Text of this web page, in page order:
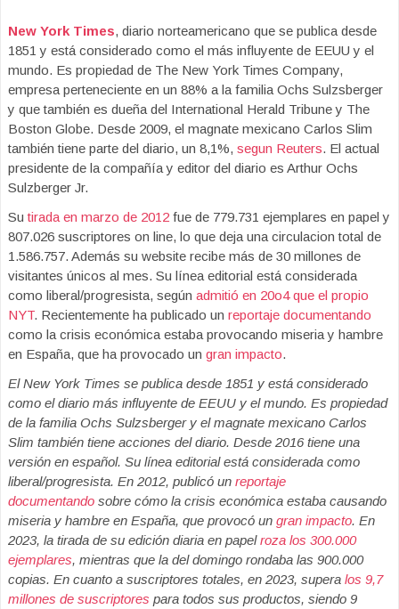
New York Times, diario norteamericano que se publica desde
1851 y está considerado como el más influyente de EEUU y el
mundo. Es propiedad de The New York Times Company,
empresa perteneciente en un 88% a la familia Ochs Sulzsberger
y que también es dueña del International Herald Tribune y The
Boston Globe. Desde 2009, el magnate mexicano Carlos Slim
también tiene parte del diario, un 8,1%, segun Reuters. El actual
presidente de la compañía y editor del diario es Arthur Ochs
Sulzberger Jr.
Sutirada en marzo de 2012 fue de 779.731 ejemplares en papel y
807.026 suscriptores on line, lo que deja una circulacion total de
1.586.757. Además su website recibe más de 30 millones de
visitantes únicos al mes. Su línea editorial está considerada
como liberal/progresista, según admitió en 20o4 que el propio
NYT. Recientemente ha publicado un reportaje documentando
como la crisis económica estaba provocando miseria y hambre
en España, que ha provocado un gran impacto.
El New York Times se publica desde 1851 y está considerado
como el diario más influyente de EEUU y el mundo. Es propiedad
de la familia Ochs Sulzsberger y el magnate mexicano Carlos
Slim también tiene acciones del diario. Desde 2016 tiene una
versión en español. Su línea editorial está considerada como
liberal/progresista. En 2012, publicó un reportaje
documentando sobre cómo la crisis económica estaba causando
miseria y hambre en España, que provocó un gran impacto. En
2023, la tirada de su edición diaria en papelroza los 300.000
ejemplares, mientras que la del domingo rondaba las 900.000
copias. En cuanto a suscriptores totales, en 2023, supera los 9,7
millones de suscriptores para todos sus productos, siendo 9